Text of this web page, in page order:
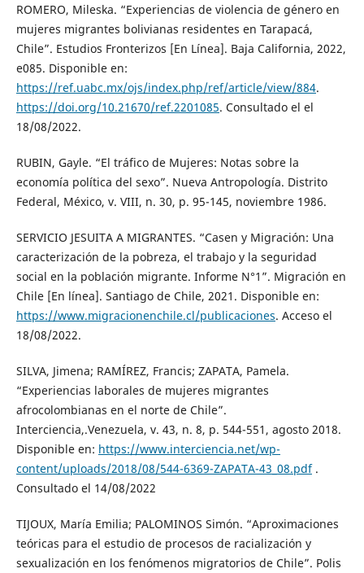
ROMERO, Mileska. “Experiencias de violencia de género en
mujeres migrantes bolivianas residentes en Tarapacá,
Chile”. Estudios Fronterizos [En Línea]. Baja California, 2022,
e085. Disponible en:
https://ref.uabc.mx/ojs/index.php/ref/article/view/884.
https://doi.org/10.21670/ref.2201085. Consultado el el
18/08/2022.
RUBIN, Gayle. “El tráfico de Mujeres: Notas sobre la
economía política del sexo”. Nueva Antropología. Distrito
Federal, México, v. VIII, n. 30, p. 95-145, noviembre 1986.
SERVICIO JESUITA A MIGRANTES. “Casen y Migración: Una
caracterización de la pobreza, el trabajo y la seguridad
social en la población migrante. Informe N°1”. Migración en
Chile [En línea]. Santiago de Chile, 2021. Disponible en:
https://www.migracionenchile.cl/publicaciones. Acceso el
18/08/2022.
SILVA, Jimena; RAMÍREZ, Francis; ZAPATA, Pamela.
“Experiencias laborales de mujeres migrantes
afrocolombianas en el norte de Chile”.
Interciencia,.Venezuela, v. 43, n. 8, p. 544-551, agosto 2018.
Disponible en: https://www.interciencia.net/wp-
content/uploads/2018/08/544-6369-ZAPATA-43_08.pdf.
Consultado el 14/08/2022
TIJOUX, María Emilia; PALOMINOS Simón. “Aproximaciones
teóricas para el estudio de procesos de racialización y
sexualización en los fenómenos migratorios de Chile”. Polis